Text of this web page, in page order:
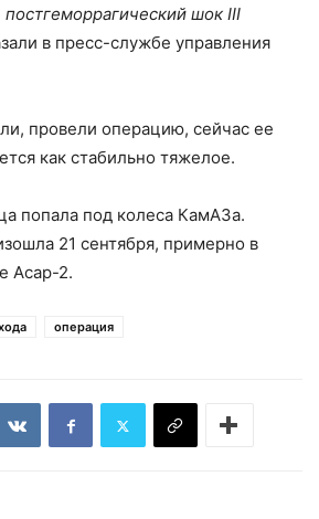
шок III
в пресс-службе управления
провели операцию, сейчас ее
как стабильно тяжелое.
попала под колеса КамАЗа.
21 сентября, примерно в
Асар-2.
операция